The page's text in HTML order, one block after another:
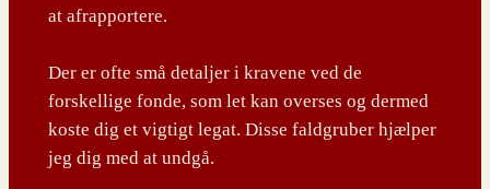
at afrapportere.
Der er ofte små detaljer i kravene ved de
forskellige fonde, som let kan overses og dermed
koste dig et vigtigt legat. Disse faldgruber hjælper
jeg dig med at undgå.